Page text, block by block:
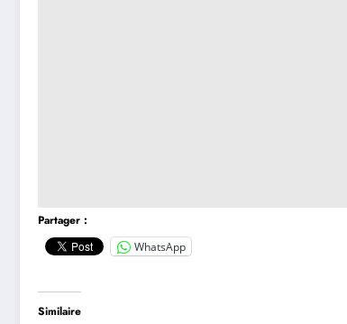
Partager :
WhatsApp
Similaire